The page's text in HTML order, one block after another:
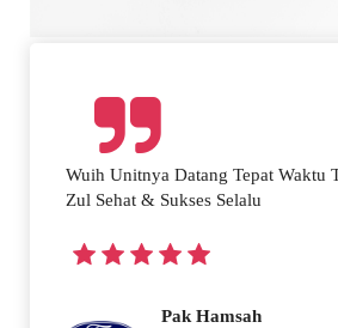
Wuih Unitnya Datang Tepat Waktu
Zul Sehat & Sukses Selalu
Pak Hamsah